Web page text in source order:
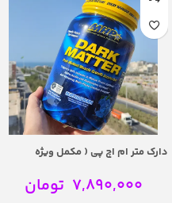
دارک متر ام اچ پی ( مکمل ویژه
Matter Post Workout
7,890,000 تومان